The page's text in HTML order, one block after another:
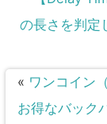
の長さを判定
« ワンコイン
お得なバック